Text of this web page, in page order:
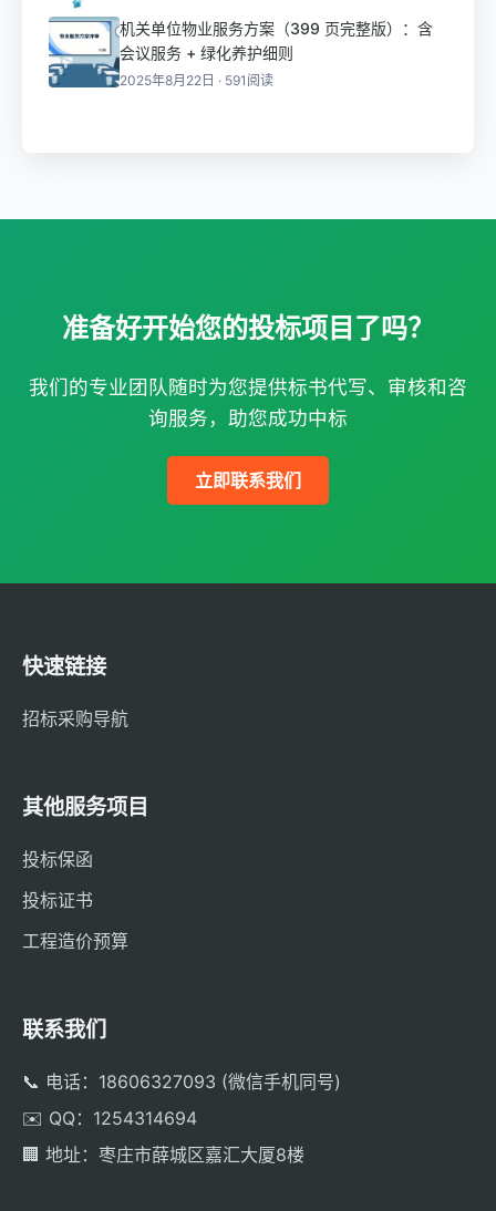
机关单位物业服务方案（399 页完整版）：含
会议服务 + 绿化养护细则
2025年8月22日 · 591阅读
准备好开始您的投标项目了吗？
我们的专业团队随时为您提供标书代写、审核和咨
询服务，助您成功中标
立即联系我们
快速链接
招标采购导航
其他服务项目
投标保函
投标证书
工程造价预算
联系我们
📞 电话：18606327093 (微信手机同号)
✉️ QQ：1254314694
🏢 地址：枣庄市薛城区嘉汇大厦8楼